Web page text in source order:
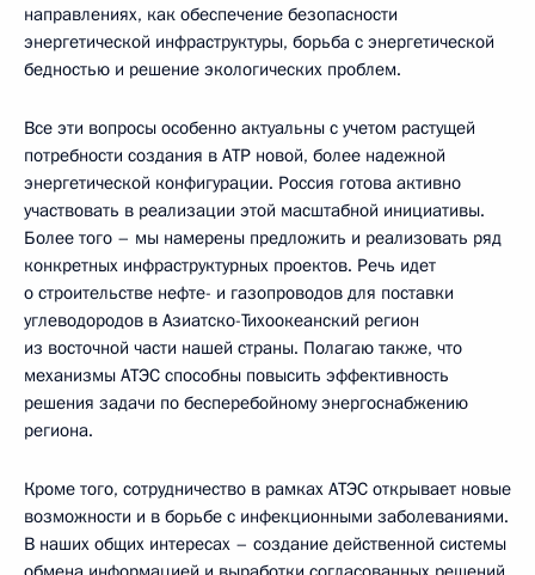
направлениях, как обеспечение безопасности
энергетической инфраструктуры, борьба с энергетической
бедностью и решение экологических проблем.
Все эти вопросы особенно актуальны с учетом растущей
потребности создания в АТР новой, более надежной
энергетической конфигурации. Россия готова активно
участвовать в реализации этой масштабной инициативы.
Более того – мы намерены предложить и реализовать ряд
конкретных инфраструктурных проектов. Речь идет
о строительстве нефте- и газопроводов для поставки
углеводородов в Азиатско-Тихоокеанский регион
из восточной части нашей страны. Полагаю также, что
механизмы АТЭС способны повысить эффективность
решения задачи по бесперебойному энергоснабжению
региона.
Кроме того, сотрудничество в рамках АТЭС открывает новые
возможности и в борьбе с инфекционными заболеваниями.
В наших общих интересах – создание действенной системы